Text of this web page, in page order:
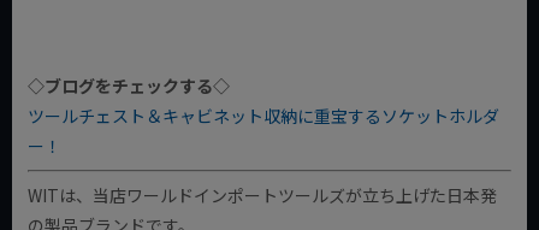
◇ブログをチェックする◇
ツールチェスト＆キャビネット収納に重宝するソケットホルダ
ー！
WITは、当店ワールドインポートツールズが立ち上げた日本発
の製品ブランドです。